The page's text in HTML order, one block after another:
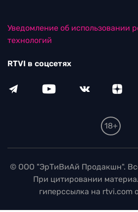
Уведомление об использовании
технологий
RTVI в соцсетях
18+
© ООО "ЭрТиВиАй Продакшн".
При цитировании
гиперссылка на rtvi.com